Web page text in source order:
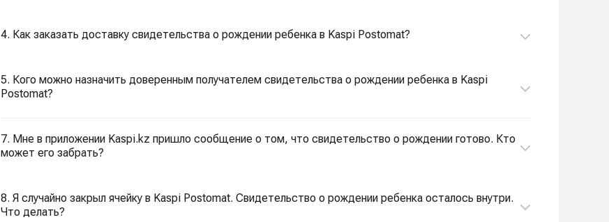
4. Как заказать доставку свидетельства о рождении ребенка в Kaspi Postomat?
5. Кого можно назначить доверенным получателем свидетельства о рождении ребенка в Kaspi
Postomat?
7. Мне в приложении Kaspi.kz пришло сообщение о том, что свидетельство о рождении готово. Кто
может его забрать?
8. Я случайно закрыл ячейку в Kaspi Postomat. Свидетельство о рождении ребенка осталось внутри.
Что делать?